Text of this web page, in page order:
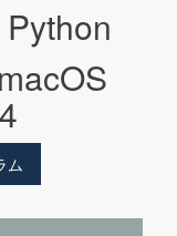
ム